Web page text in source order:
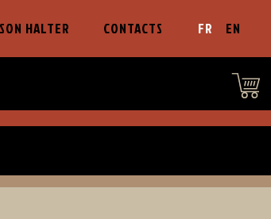
HALTER CONTACTS FR EN